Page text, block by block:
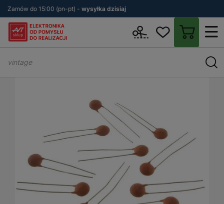
Zamów do 15:00 (pn-pt) - wysyłka dzisiaj